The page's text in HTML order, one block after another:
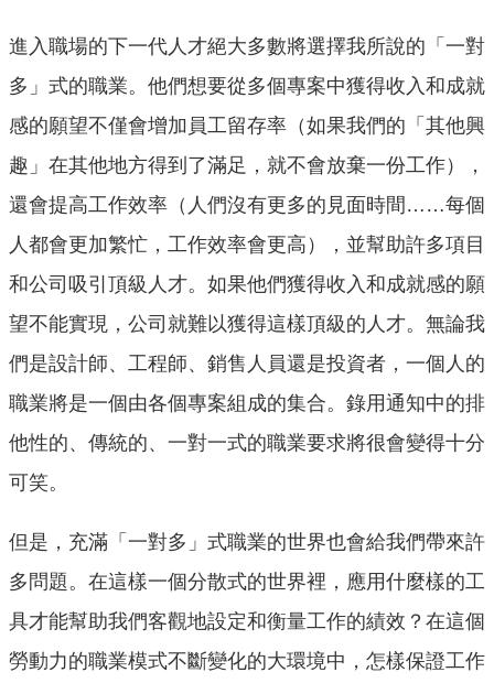
進入職場的下一代人才絕大多數將選擇我所說的「一對
多」式的職業。他們想要從多個專案中獲得收入和成就
感的願望不僅會增加員工留存率（如果我們的「其他興
趣」在其他地方得到了滿足，就不會放棄一份工作），
還會提高工作效率（人們沒有更多的見面時間……每個
人都會更加繁忙，工作效率會更高），並幫助許多項目
和公司吸引頂級人才。如果他們獲得收入和成就感的願
望不能實現，公司就難以獲得這樣頂級的人才。無論我
們是設計師、工程師、銷售人員還是投資者，一個人的
職業將是一個由各個專案組成的集合。錄用通知中的排
他性的、傳統的、一對一式的職業要求將很會變得十分
可笑。
但是，充滿「一對多」式職業的世界也會給我們帶來許
多問題。在這樣一個分散式的世界裡，應用什麼樣的工
具才能幫助我們客觀地設定和衡量工作的績效？在這個
勞動力的職業模式不斷變化的大環境中，怎樣保證工作